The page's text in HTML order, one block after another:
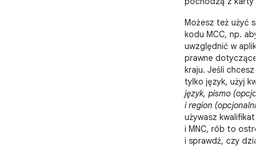
Możesz też użyć
kodu MCC, np. aby
uwzględnić w
prawne dotyczące
kraju. Jeśli chcesz
tylko język, użyj
język, pismo
i region (opcjonalnie)
używasz
i MNC, rób to
i sprawdź, czy